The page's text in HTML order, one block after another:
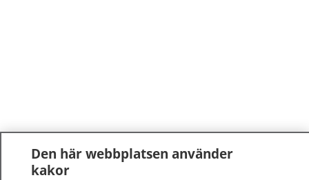
Den här webbplatsen använder
kakor